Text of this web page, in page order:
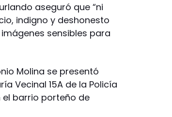
aseguró que “ni
indigno y deshonesto
sensibles para
Molina se presentó
Vecinal 15A de la Policía
el barrio porteño de